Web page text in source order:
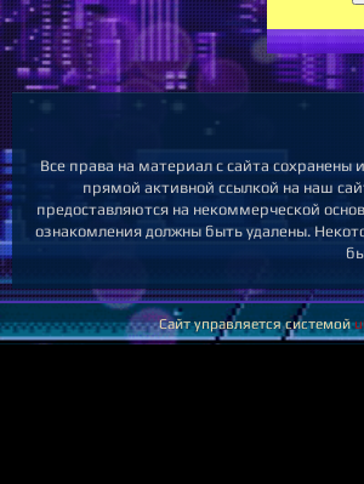
Все права на материал с сайта
прямой активной ссылкой на наш
предоставляются на некоммерческой
ознакомления должны быть удалены.
Сайт управляется системой